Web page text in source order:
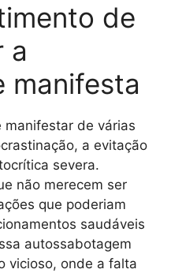
de
a
manifesta
manifestar de várias
a evitação
severa.
não merecem ser
que poderiam
saudáveis
autossabotagem
vicioso, onde a falta